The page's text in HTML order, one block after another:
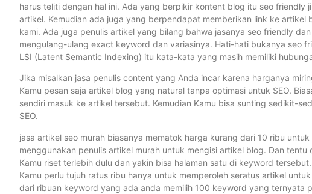
harus teliti dengan hal ini. Ada yang berpikir kontent blog itu seo
artikel. Kemudian ada juga yang berpendapat memberikan link ke
kami. Ada juga penulis artikel yang bilang bahwa jasanya seo friendly
mengulang-ulang exact keyword dan variasinya. Hati-hati bukanya seo
LSI (Latent Semantic Indexing) itu kata-kata yang masih memiliki
Jika misalkan jasa penulis content yang Anda incar karena harganya
Kamu pesan saja artikel blog yang natural tanpa optimasi untuk SEO.
sendiri masuk ke artikel tersebut. Kemudian Kamu bisa sunting sedikit-
SEO.
jasa artikel seo murah biasanya mematok harga kurang dari 10 ribu
menggunakan penulis artikel murah untuk mengisi artikel blog. Dan
Kamu riset terlebih dulu dan yakin bisa halaman satu di keyword
Kamu perlu tujuh ratus ribu hanya untuk memperoleh seratus artikel
dari ribuan keyword yang ada anda memilih 100 keyword yang ternyata